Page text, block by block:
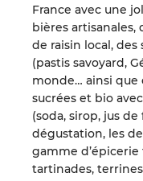
France avec une
bières artisanales,
de raisin local, des
(pastis savoyard,
monde… ainsi que
sucrées et bio
(soda, sirop, jus
dégustation, les
gamme d’épicerie
tartinades,